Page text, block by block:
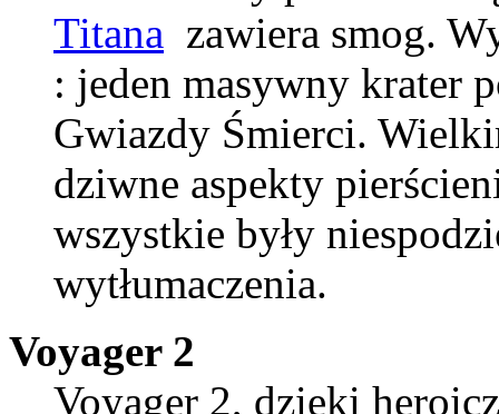
Titana zawiera smog.
: jeden masywny krater
Gwiazdy Śmierci.
dziwne aspekty
wszystkie były
wytłumaczenia.
Voyager 2
Voyager 2, dzięki